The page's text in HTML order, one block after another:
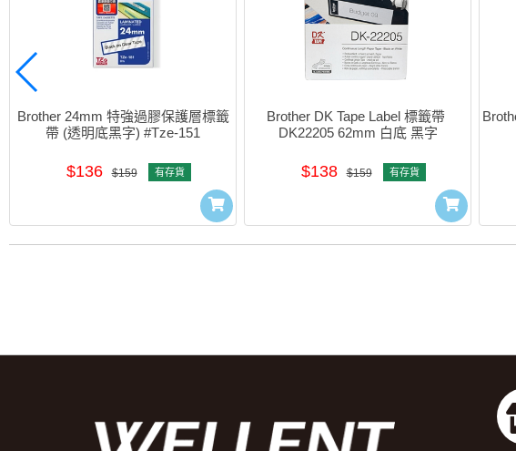
Brother 24mm 特強過膠保護層標籤
帶 (透明底黑字) #Tze-151
$136 $159 有存貨
Brother DK Tape Label 標籤帶
DK22205 62mm 白底 黑字
$138 $159 有存貨